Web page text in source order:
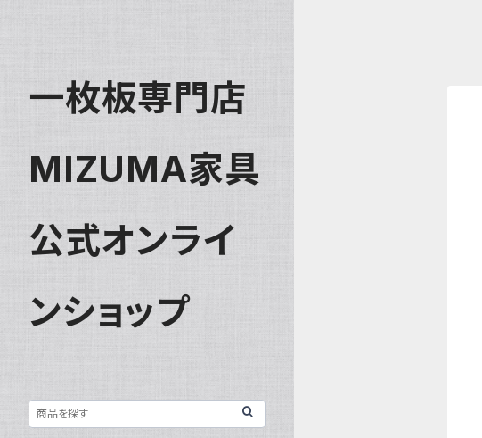
一枚板専門店
MIZUMA家具
公式オンライ
ンショップ